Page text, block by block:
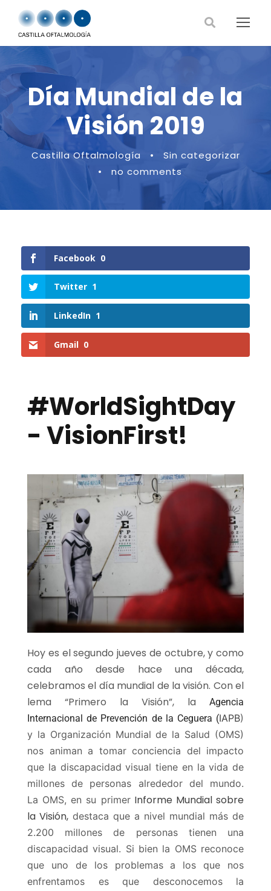
Día Mundial de la
Visión 2019
Castilla Oftalmología •
Sin categorizar
•
no comments
Facebook 0
Twitter 1
LinkedIn 1
Gmail 0
#WorldSightDay
- VisionFirst!
Hoy es el segundo jueves de octubre, y como
cada año desde hace una década,
celebramos el día mundial de la visión. Con el
lema “Primero la Visión”, la
Agencia
Internacional de Prevención de la Ceguera (IAPB)
y la Organización Mundial de la Salud (OMS)
nos animan a tomar conciencia del impacto
que la discapacidad visual tiene en la vida de
millones de personas alrededor del mundo.
La OMS, en su primerInforme Mundial sobre
la Visión, destaca que a nivel mundial más de
2.200 millones de personas tienen una
discapacidad visual. Si bien la OMS reconoce
que uno de los problemas a los que nos
enfrentamos es que desconocemos la